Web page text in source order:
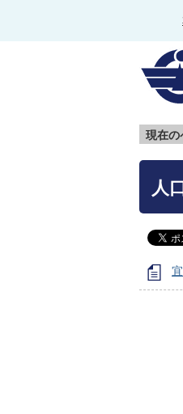
現在の
人